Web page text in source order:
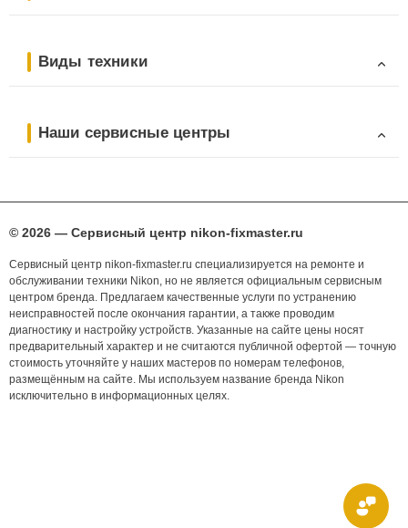
Виды техники
Наши сервисные центры
© 2026 — Сервисный центр nikon-fixmaster.ru
Сервисный центр nikon-fixmaster.ru специализируется на ремонте и
обслуживании техники Nikon, но не является официальным сервисным
центром бренда. Предлагаем качественные услуги по устранению
неисправностей после окончания гарантии, а также проводим
диагностику и настройку устройств. Указанные на сайте цены носят
предварительный характер и не считаются публичной офертой — точную
стоимость уточняйте у наших мастеров по номерам телефонов,
размещённым на сайте. Мы используем название бренда Nikon
исключительно в информационных целях.